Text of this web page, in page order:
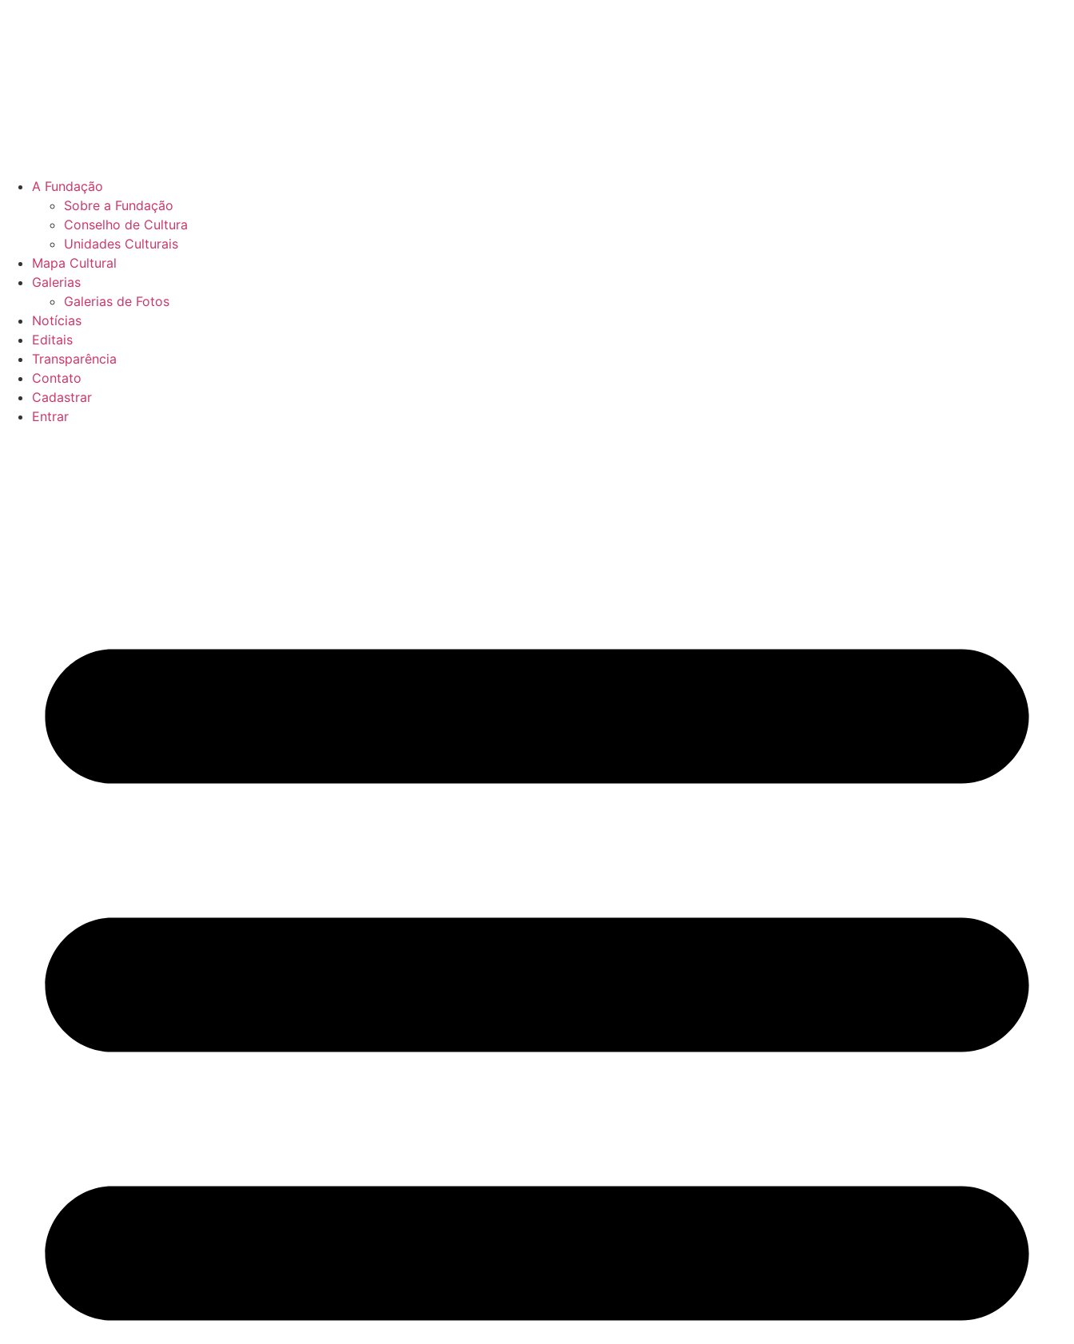
A Fundação
Sobre a Fundação
Conselho de Cultura
Unidades Culturais
Mapa Cultural
Galerias
Galerias de Fotos
Notícias
Editais
Transparência
Contato
Cadastrar
Entrar